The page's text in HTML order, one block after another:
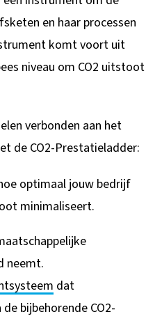
en haar processen
komt voort uit
niveau om CO2 uitstoot
verbonden aan het
de CO2-Prestatieladder:
optimaal jouw bedrijf
minimaliseert.
neemt.
dat
bijbehorende CO2-